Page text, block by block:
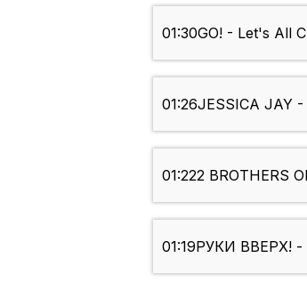
01:30GO! - Let's All
01:26JESSICA JAY -
01:222 BROTHERS
01:19РУКИ ВВЕРХ! -